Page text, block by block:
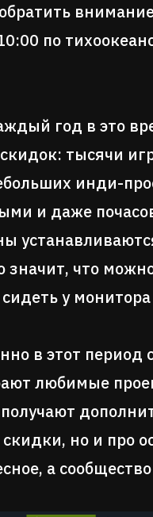
по
год в это
тысячи
инди-
и даже
значит, что
у монитора
в этот период
любимые
но и про
а